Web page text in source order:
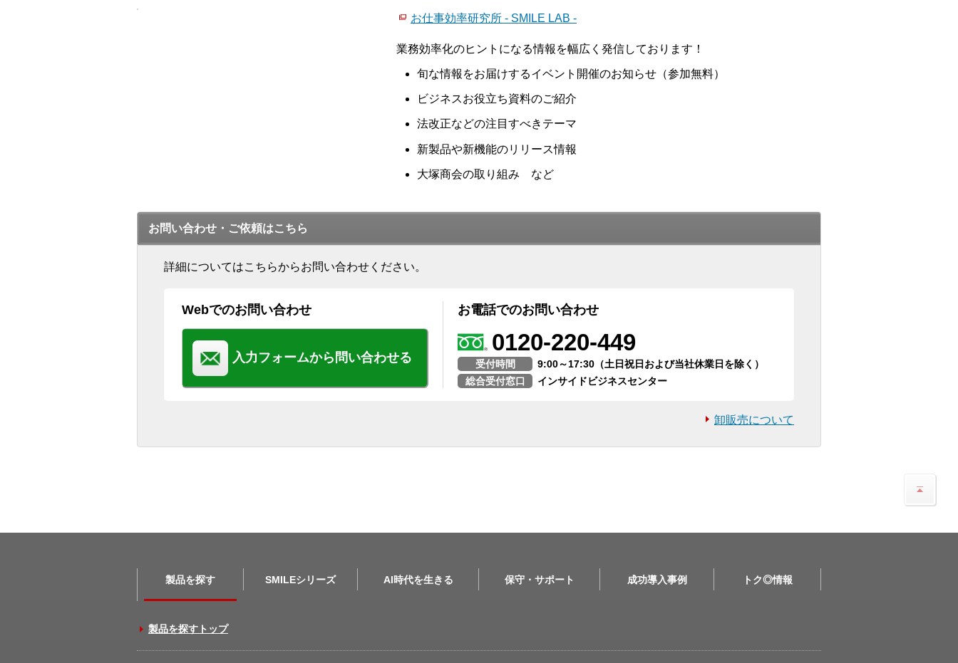
お仕事効率研究所 - SMILE LAB -
業務効率化のヒントになる情報を幅広く発信しております！
旬な情報をお届けするイベント開催のお知らせ（参加無料）
ビジネスお役立ち資料のご紹介
法改正などの注目すべきテーマ
新製品や新機能のリリース情報
大塚商会の取り組み など
お問い合わせ・ご依頼はこちら
詳細についてはこちらからお問い合わせください。
Webでのお問い合わせ
入力フォームから問い合わせる
お電話でのお問い合わせ
0120-220-449
受付時間
9:00～17:30（土日祝日および当社休業日を除く）
総合受付窓口
インサイドビジネスセンター
卸販売について
製品を探す SMILEシリーズ AI時代を生きる 保守・サポート 成功導入事例 トク◎情報
製品を探すトップ